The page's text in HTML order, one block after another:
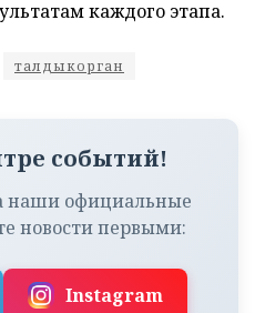
каждого этапа.
талдыкорган
событий!
наши официальные
новости первыми:
Instagram